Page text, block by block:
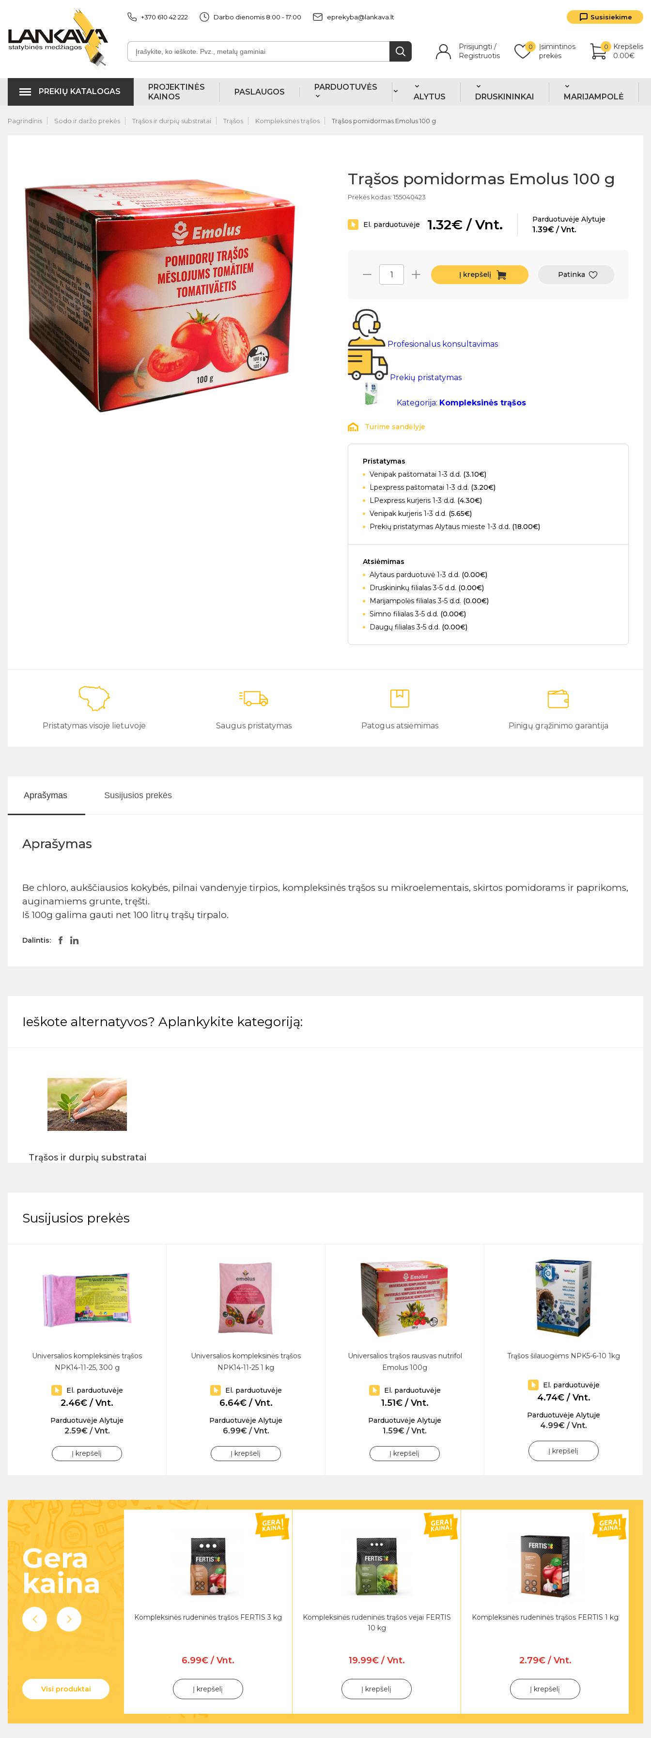
+370 610 42 222 Darbo dienomis 8:00 - 17:00 eprekyba@lankava.lt Susisiekime
Prisijungti /
Registruotis
Įsimintinos
prekės
0
Krepšelis
0.00€
0
PREKIŲ KATALOGAS
PROJEKTINĖS
KAINOS
PASLAUGOS
PARDUOTUVĖS
ALYTUS
DRUSKININKAI MARIJAMPOLĖ
Pagrindinis Sodo ir daržo prekės Trąšos ir durpių substratai Trąšos Kompleksinės trąšos Trąšos pomidormas Emolus 100 g
Trąšos pomidormas Emolus 100 g
Prekės kodas: 155040423
El. parduotuvėje 1.32€ / Vnt. Parduotuvėje Alytuje
1.39€ / Vnt.
Į krepšelį Patinka
Profesionalus konsultavimas
Prekių pristatymas
Kategorija: Kompleksinės trąšos
Turime sandėlyje
Pristatymas
Venipak paštomatai 1-3 d.d. (3.10€)
Lpexpress paštomatai 1-3 d.d. (3.20€)
LPexpress kurjeris 1-3 d.d. (4.30€)
Venipak kurjeris 1-3 d.d. (5.65€)
Prekių pristatymas Alytaus mieste 1-3 d.d. (18.00€)
Atsiėmimas
Alytaus parduotuvė 1-3 d.d. (0.00€)
Druskininkų filialas 3-5 d.d. (0.00€)
Marijampolės filialas 3-5 d.d. (0.00€)
Simno filialas 3-5 d.d. (0.00€)
Daugų filialas 3-5 d.d. (0.00€)
Pristatymas visoje lietuvoje Saugus pristatymas Patogus atsiėmimas Pinigų grąžinimo garantija
Aprašymas Susijusios prekės
Aprašymas
Be chloro, aukščiausios kokybės, pilnai vandenyje tirpios, kompleksinės trąšos su mikroelementais, skirtos pomidorams ir paprikoms,
auginamiems grunte, tręšti.
Iš 100g galima gauti net 100 litrų trąšų tirpalo.
Dalintis:
Ieškote alternatyvos? Aplankykite kategoriją:
Trąšos ir durpių substratai
Susijusios prekės
Universalios kompleksinės trąšos
NPK14-11-25, 300 g
El. parduotuvėje
2.46€ / Vnt.
Parduotuvėje Alytuje
2.59€ / Vnt.
Į krepšelį
Universalios kompleksinės trąšos
NPK14-11-25 1 kg
El. parduotuvėje
6.64€ / Vnt.
Parduotuvėje Alytuje
6.99€ / Vnt.
Į krepšelį
Universalios trąšos rausvas nutrifol
Emolus 100g
El. parduotuvėje
1.51€ / Vnt.
Parduotuvėje Alytuje
1.59€ / Vnt.
Į krepšelį
Trąšos šilauogėms NPK5-6-10 1kg
El. parduotuvėje
4.74€ / Vnt.
Parduotuvėje Alytuje
4.99€ / Vnt.
Į krepšelį
Gera
kaina
Visi produktai
trąšos vejai FERTIS 10 kg
Į krepšelį
Kompleksinės rudeninės trąšos FERTIS 3 kg
6.99€ / Vnt.
Į krepšelį
Kompleksinės rudeninės trąšos vejai FERTIS
10 kg
19.99€ / Vnt.
Į krepšelį
Kompleksinės rudeninės trąšos FERTIS 1 kg
2.79€ / Vnt.
Į krepšelį